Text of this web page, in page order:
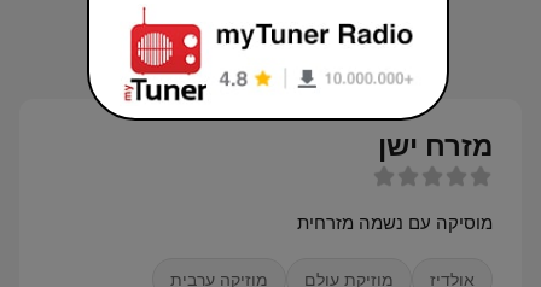
מזרח ישן
מוסיקה עם נשמה מזרחית
אולדיז מוזיקת עולם מוזיקה ערבית